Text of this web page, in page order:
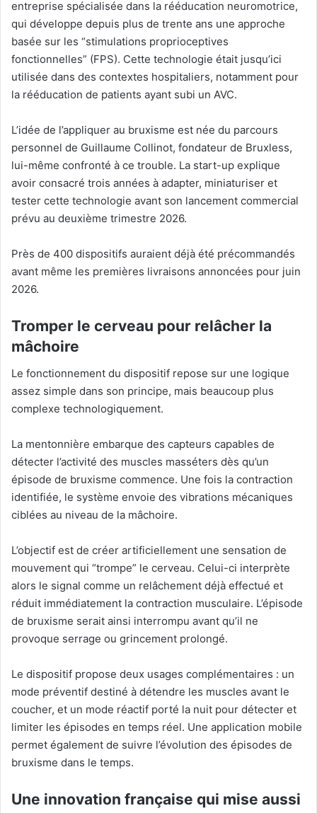
entreprise spécialisée dans la rééducation neuromotrice,
qui développe depuis plus de trente ans une approche
basée sur les “stimulations proprioceptives
fonctionnelles” (FPS). Cette technologie était jusqu’ici
utilisée dans des contextes hospitaliers, notamment pour
la rééducation de patients ayant subi un AVC.
L’idée de l’appliquer au bruxisme est née du parcours
personnel de Guillaume Collinot, fondateur de Bruxless,
lui-même confronté à ce trouble. La start-up explique
avoir consacré trois années à adapter, miniaturiser et
tester cette technologie avant son lancement commercial
prévu au deuxième trimestre 2026.
Près de 400 dispositifs auraient déjà été précommandés
avant même les premières livraisons annoncées pour juin
2026.
Tromper le cerveau pour relâcher la
mâchoire
Le fonctionnement du dispositif repose sur une logique
assez simple dans son principe, mais beaucoup plus
complexe technologiquement.
La mentonnière embarque des capteurs capables de
détecter l’activité des muscles masséters dès qu’un
épisode de bruxisme commence. Une fois la contraction
identifiée, le système envoie des vibrations mécaniques
ciblées au niveau de la mâchoire.
L’objectif est de créer artificiellement une sensation de
mouvement qui “trompe” le cerveau. Celui-ci interprète
alors le signal comme un relâchement déjà effectué et
réduit immédiatement la contraction musculaire. L’épisode
de bruxisme serait ainsi interrompu avant qu’il ne
provoque serrage ou grincement prolongé.
Le dispositif propose deux usages complémentaires : un
mode préventif destiné à détendre les muscles avant le
coucher, et un mode réactif porté la nuit pour détecter et
limiter les épisodes en temps réel. Une application mobile
permet également de suivre l’évolution des épisodes de
bruxisme dans le temps.
Une innovation française qui mise aussi